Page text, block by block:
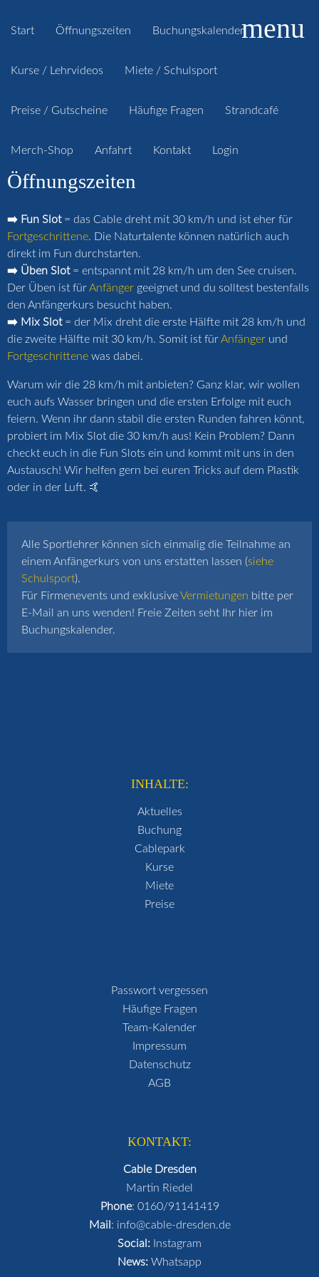
Start Öffnungszeiten Buchungskalender
Kurse / Lehrvideos Miete / Schulsport
Preise / Gutscheine Häufige Fragen Strandcafé
Merch-Shop Anfahrt Kontakt Login
menu
Öffnungszeiten
➡️ Fun Slot= das Cable dreht mit 30 km/h und ist eher für
Fortgeschrittene. Die Naturtalente können natürlich auch
direkt im Fun durchstarten.
➡️ Üben Slot= entspannt mit 28 km/h um den See cruisen.
Der Üben ist fürAnfänger geeignet und du solltest bestenfalls
den Anfängerkurs besucht haben.
➡️ Mix Slot= der Mix dreht die erste Hälfte mit 28 km/h und
die zweite Hälfte mit 30 km/h. Somit ist fürAnfänger und
Fortgeschrittene was dabei.
Warum wir die 28 km/h mit anbieten? Ganz klar, wir wollen
euch aufs Wasser bringen und die ersten Erfolge mit euch
feiern. Wenn ihr dann stabil die ersten Runden fahren könnt,
probiert im Mix Slot die 30 km/h aus! Kein Problem? Dann
checkt euch in die Fun Slots ein und kommt mit uns in den
Austausch! Wir helfen gern bei euren Tricks auf dem Plastik
oder in der Luft. 🤙
Alle Sportlehrer können sich einmalig die Teilnahme an
einem Anfängerkurs von uns erstatten lassen (siehe
Schulsport).
Für Firmenevents und exklusiveVermietungen bitte per
E-Mail an uns wenden! Freie Zeiten seht Ihr hier im
Buchungskalender.
INHALTE:
Aktuelles
Buchung
Cablepark
Kurse
Miete
Preise
Passwort vergessen
Häufige Fragen
Team-Kalender
Impressum
Datenschutz
AGB
KONTAKT:
Cable Dresden
Martin Riedel
Phone: 0160/91141419
Mail : info@cable-dresden.de
Social: Instagram
News: Whatsapp